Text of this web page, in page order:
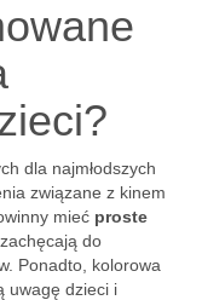
dla najmłodszych
związane z kinem
mieć proste
do
Ponadto, kolorowa
uwagę dzieci i